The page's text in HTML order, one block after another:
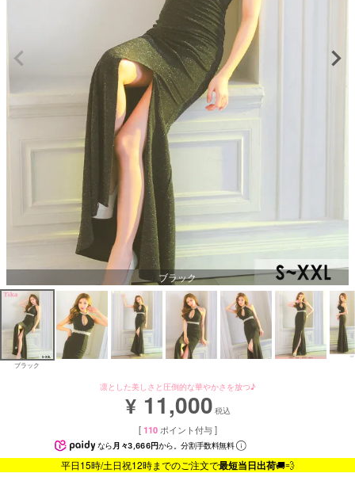
ブラック
ブラック
凛とした美しさと圧倒的な華やかさを放つ♪
¥ 11,000 税込
[ 110 ポイント付与 ]
なら月々3,666円から。分割手数料無料
平日15時/土日祝12時までのご注文で最短当日出荷🚚💨